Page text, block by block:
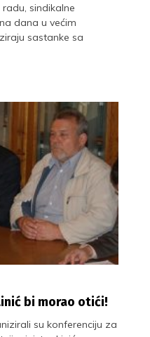
sindikalne
dana u većim
sastanke sa
bi morao otići!
su konferenciju za